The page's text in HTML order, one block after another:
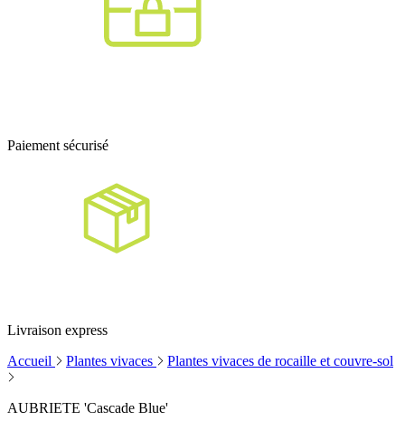
Paiement sécurisé
Livraison express
Accueil
Plantes vivaces Plantes vivaces de rocaille et couvre-sol
AUBRIETE 'Cascade Blue'